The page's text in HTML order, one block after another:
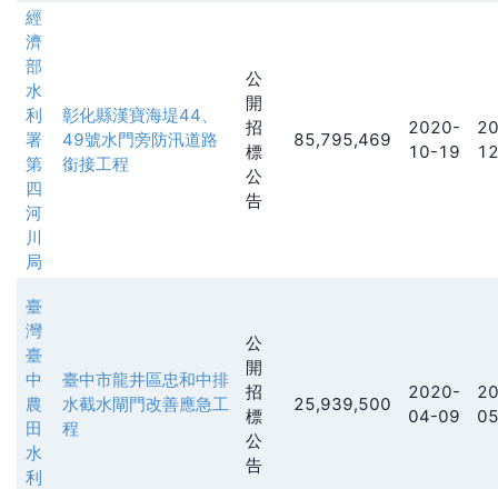
經
濟
部
水
利
署
第
四
河
川
局
彰化縣漢寶海堤44、
49號水門旁防汛道路
銜接工程
公
開
招
標
公
告
85,795,469
2020-
10-19
臺
灣
臺
中
農
田
水
利
臺中市龍井區忠和中排
水截水閘門改善應急工
程
公
開
招
標
公
告
25,939,500
2020-
04-09